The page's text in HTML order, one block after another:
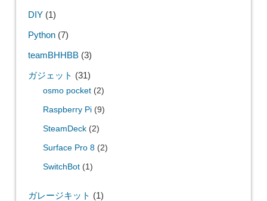
DIY(1)
Python(7)
teamBHHBB(3)
ガジェット (31)
osmo pocket(2)
Raspberry Pi(9)
SteamDeck(2)
Surface Pro 8(2)
SwitchBot(1)
ガレージキット (1)